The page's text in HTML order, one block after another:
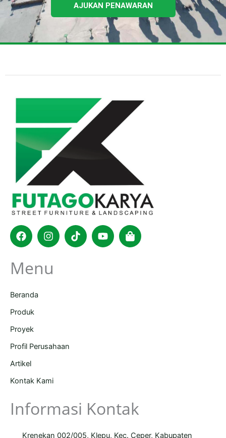
AJUKAN PENAWARAN
FacebookInstagram
TiktokYoutubeShopping-
bag
Menu
Beranda
Produk
Proyek
Profil Perusahaan
Artikel
Kontak Kami
Informasi Kontak
Krenekan 002/005, Klepu, Kec. Ceper, Kabupaten